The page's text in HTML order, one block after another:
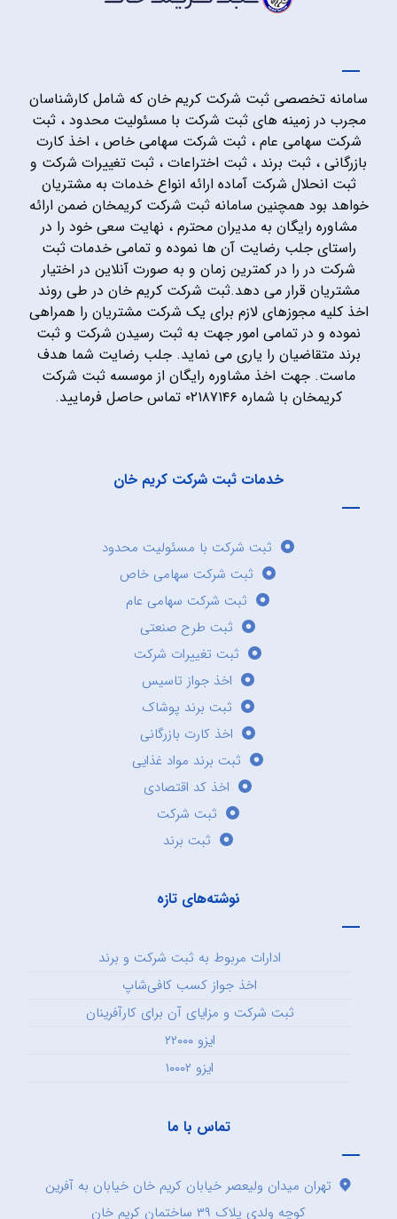
سامانه تخصصی ثبت شرکت کریم خان که شامل کارشناسان
مجرب در زمینه های ثبت شرکت با مسئولیت محدود ، ثبت
شرکت سهامی عام ، ثبت شرکت سهامی خاص ، اخذ کارت
بازرگانی ، ثبت برند ، ثبت اختراعات ، ثبت تغییرات شرکت و
ثبت انحلال شرکت آماده ارائه انواع خدمات به مشتریان
خواهد بود همچنین سامانه ثبت شرکت کریمخان ضمن ارائه
مشاوره رایگان به مدیران محترم ، نهایت سعی خود را در
راستای جلب رضایت آن ها نموده و تمامی خدمات ثبت
شرکت در را در کمترین زمان و به صورت آنلاین در اختیار
مشتریان قرار می دهد.ثبت شرکت کریم خان در طی روند
اخذ کلیه مجوزهای لازم برای یک شرکت مشتریان را همراهی
نموده و در تمامی امور جهت به ثبت رسیدن شرکت و ثبت
برند متقاضیان را یاری می نماید. جلب رضایت شما هدف
ماست. جهت اخذ مشاوره رایگان از موسسه ثبت شرکت
کریمخان با شماره ۰۲۱۸۷۱۴۶ تماس حاصل فرمایید.
خدمات ثبت شرکت کریم خان
ثبت شرکت با مسئولیت محدود
ثبت شرکت سهامی خاص
ثبت شرکت سهامی عام
ثبت طرح صنعتی
ثبت تغییرات شرکت
اخذ جواز تاسیس
ثبت برند پوشاک
اخذ کارت بازرگانی
ثبت برند مواد غذایی
اخذ کد اقتصادی
ثبت شرکت
ثبت برند
نوشته‌های تازه
ادارات مربوط به ثبت شرکت و برند
اخذ جواز کسب کافی‌شاپ
ثبت شرکت و مزایای آن برای کارآفرینان
ایزو ۲۲۰۰۰
ایزو ۱۰۰۰۲
تماس با ما
تهران میدان ولیعصر خیابان کریم خان خیابان به آفرین
کوچه ولدی پلاک ۳۹ ساختمان کریم خان